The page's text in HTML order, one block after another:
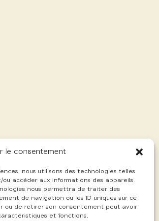
le consentement
nous utilisons des technologies telles
accéder aux informations des appareils.
nous permettra de traiter des
de navigation ou les ID uniques sur ce
ou de retirer son consentement peut avoir
et fonctions.